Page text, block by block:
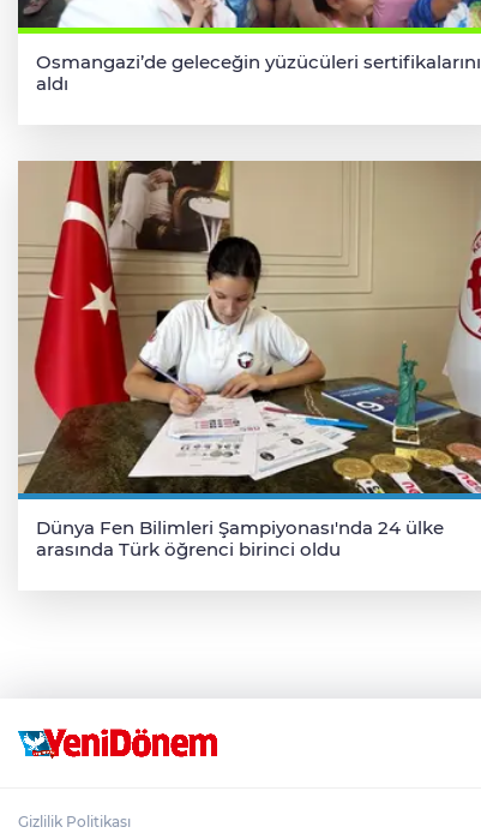
Osmangazi’de geleceğin yüzücüleri sertifikalarını
aldı
Dünya Fen Bilimleri Şampiyonası'nda 24 ülke
arasında Türk öğrenci birinci oldu
Gizlilik Politikası